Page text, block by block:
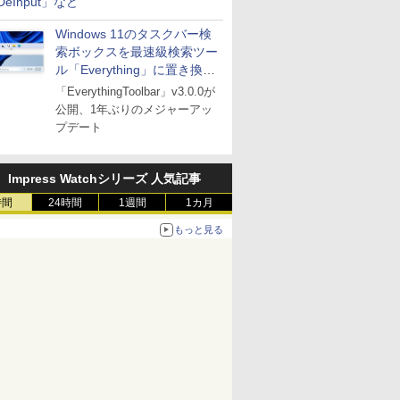
Windows 11のタスクバー検
索ボックスを最速級検索ツー
ル「Everything」に置き換え
可能に
「EverythingToolbar」v3.0.0が
公開、1年ぶりのメジャーアッ
プデート
Impress Watchシリーズ 人気記事
24時間 1週間 1カ月
もっと見る